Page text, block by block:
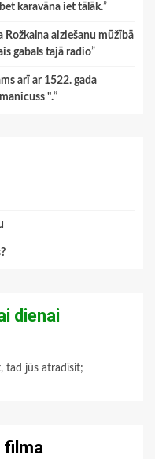
karavāna iet tālāk.”
aiziešanu mūžībā
gabals tajā radio”
arī ar 1522. gada
".”
dienai
tad jūs atradīsit;
filma